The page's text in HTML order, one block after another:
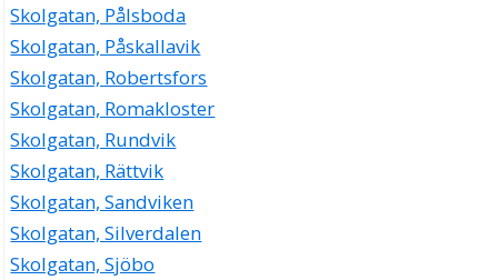
Skolgatan, Pålsboda
Skolgatan, Påskallavik
Skolgatan, Robertsfors
Skolgatan, Romakloster
Skolgatan, Rundvik
Skolgatan, Rättvik
Skolgatan, Sandviken
Skolgatan, Silverdalen
Skolgatan, Sjöbo